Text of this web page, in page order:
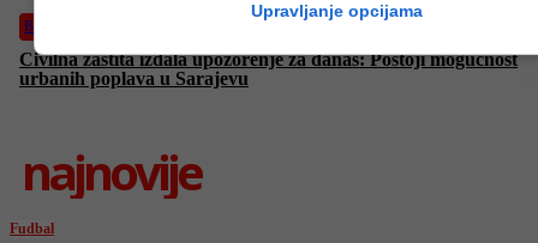
BiH
Civilna zaštita izdala upozorenje za danas: Postoji mogućnost
urbanih poplava u Sarajevu
najnovije
Fudbal
Upravljanje opcijama